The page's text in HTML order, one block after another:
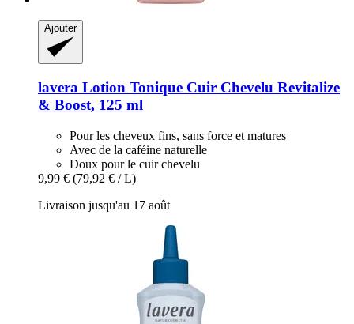
Ajouter
lavera Lotion Tonique Cuir Chevelu Revitalize
& Boost, 125 ml
Pour les cheveux fins, sans force et matures
Avec de la caféine naturelle
Doux pour le cuir chevelu
9,99 € (79,92 € / L)
Livraison jusqu'au 17 août